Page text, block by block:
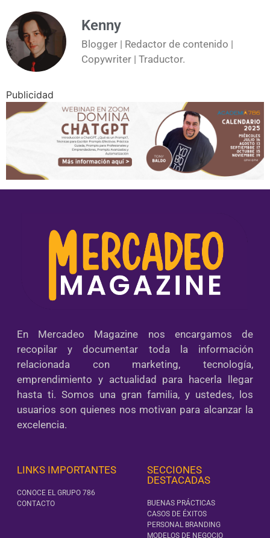
Kenny
Blogger | Redactor de contenido |
Copywriter | Traductor.
Publicidad
En Mercadeo Magazine nos encargamos de
recopilar y documentar toda la información
relacionada con marketing, tecnología,
emprendimiento y actualidad para hacerla llegar
hasta ti. Somos una gran familia, y ustedes, los
usuarios son quienes nos motivan para alcanzar la
excelencia.
LINKS IMPORTANTES
CONOCE EL GRUPO 786
CONTACTO
SECCIONES
DESTACADAS
BUENAS PRÁCTICAS
CASOS DE ÉXITOS
PERSONAL BRANDING
MODELOS DE NEGOCIO